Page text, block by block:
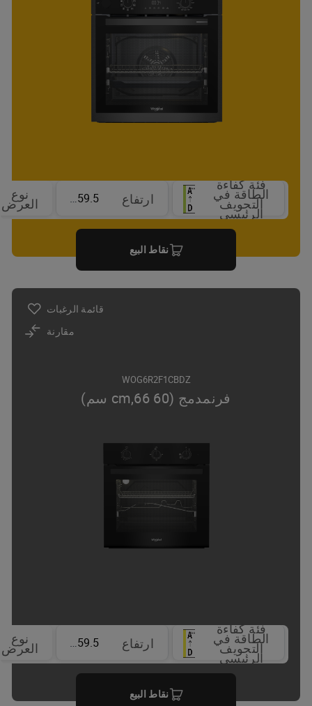
فئة كفاءة
الطاقة في
التجويف
الرئيسي
ارتفاع 59.5 cm نوع
العرض
نقاط البيع
قائمة الرغبات
مقارنة
WOG6R2F1CBDZ
فرنمدمج (60 cm,66 سم)
فئة كفاءة
الطاقة في
التجويف
الرئيسي
ارتفاع 59.5 cm نوع
العرض
نقاط البيع